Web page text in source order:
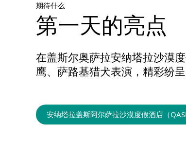
期待什么
第一天的亮点
在盖斯尔奥萨拉安纳塔拉沙漠
鹰、萨路基猎犬表演，精彩纷呈
安纳塔拉盖斯阿尔萨拉沙漠度假酒店（